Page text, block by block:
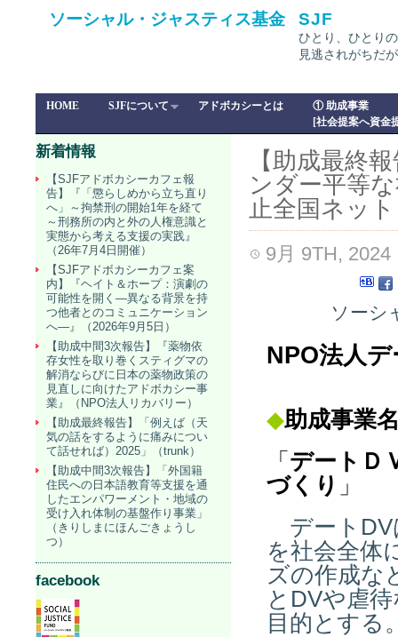
ソーシャル・ジャスティス基金 SJF
ひとり、ひとり
見逃されがちだ
HOME SJFについて アドボカシーとは
① 助成事業
[社会提案へ資金
【助成最終
ンダー平等
止全国ネッ
9月 9TH, 2024
ソーシ
NPO法人
◆助成事業
「 デートＤ
づくり 」
デートDV
を社会全体
ズの作成な
とDVや虐
目的とする
新着情報
【SJFアドボカシーカフェ報
告】『「懲らしめから立ち直り
へ」～拘禁刑の開始1年を経て
～刑務所の内と外の人権意識と
実態から考える支援の実践』
（26年7月4日開催）
【SJFアドボカシーカフェ案
内】『ヘイト＆ホープ：演劇の
可能性を開く―異なる背景を持
つ他者とのコミュニケーション
へ―』（2026年9月5日）
【助成中間3次報告】『薬物依
存女性を取り巻くスティグマの
解消ならびに日本の薬物政策の
見直しに向けたアドボカシー事
業』（NPO法人リカバリー）
【助成最終報告】「例えば（天
気の話をするように痛みについ
て話せれば）2025」（trunk）
【助成中間3次報告】「外国籍
住民への日本語教育等支援を通
したエンパワーメント・地域の
受け入れ体制の基盤作り事業」
（きりしまにほんごきょうし
つ）
facebook